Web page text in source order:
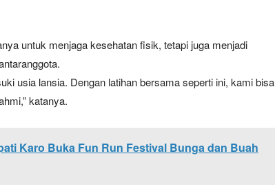
untuk menjaga kesehatan fisik, tetapi juga menjadi
usia lansia. Dengan latihan bersama seperti ini, kami bisa
katanya.
Karo Buka Fun Run Festival Bunga dan Buah